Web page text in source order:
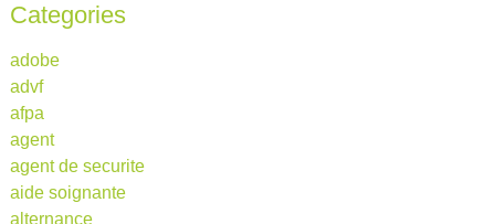
Categories
adobe
advf
afpa
agent
agent de securite
aide soignante
alternance